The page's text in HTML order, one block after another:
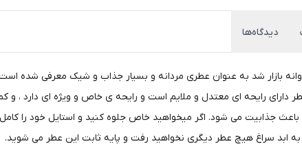
دیدگاه‌ها
بار در سال 2013 روانه بازار شد به عنوان عطری مردانه و بسیار جذاب و
دارای رایحه ای معتدل و ملایم است و رایحه ی خاص و ویژه ای دارد
جذابیت می شود. اگر میخواهید خاص جلوه کنید و استایل خود را کامل
به ابد سراغ هیچ عطر دیگری نخواهید رفت و پایه ثابت این عطر می شوید.